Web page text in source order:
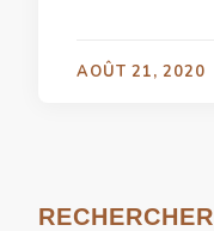
AOÛT 21, 2020
RECHERCHER